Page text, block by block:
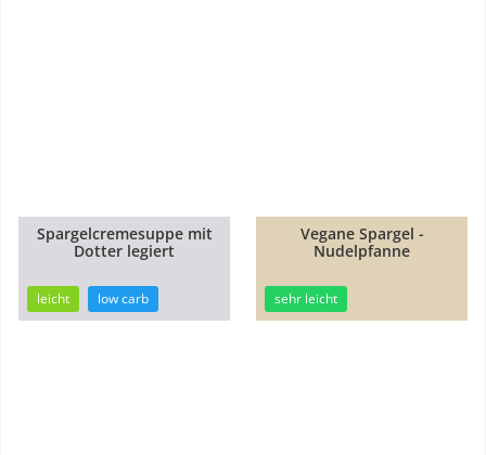
Spargelcremesuppe mit
Dotter legiert
leicht low carb
Vegane Spargel -
Nudelpfanne
sehr leicht